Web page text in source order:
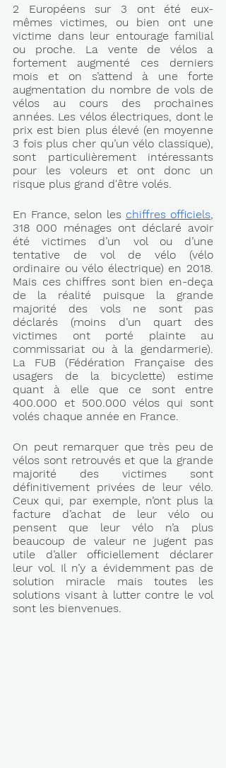
2 Européens sur 3 ont été eux-
mêmes victimes, ou bien ont une
victime dans leur entourage familial
ou proche. La vente de vélos a
fortement augmenté ces derniers
mois et on s’attend à une forte
augmentation du nombre de vols de
vélos au cours des prochaines
années. Les vélos électriques, dont le
prix est bien plus élevé (en moyenne
3 fois plus cher qu’un vélo classique),
sont particulièrement intéressants
pour les voleurs et ont donc un
risque plus grand d'être volés.
En France, selon les chiffres officiels,
318 000 ménages ont déclaré avoir
été victimes d’un vol ou d’une
tentative de vol de vélo (vélo
ordinaire ou vélo électrique) en 2018.
Mais ces chiffres sont bien en-deça
de la réalité puisque la grande
majorité des vols ne sont pas
déclarés (moins d’un quart des
victimes ont porté plainte au
commissariat ou à la gendarmerie).
La FUB (Fédération Française des
usagers de la bicyclette) estime
quant à elle que ce sont entre
400.000 et 500.000 vélos qui sont
volés chaque année en France.
On peut remarquer que très peu de
vélos sont retrouvés et que la grande
majorité des victimes sont
définitivement privées de leur vélo.
Ceux qui, par exemple, n’ont plus la
facture d’achat de leur vélo ou
pensent que leur vélo n’a plus
beaucoup de valeur ne jugent pas
utile d’aller officiellement déclarer
leur vol. Il n’y a évidemment pas de
solution miracle mais toutes les
solutions visant à lutter contre le vol
sont les bienvenues.